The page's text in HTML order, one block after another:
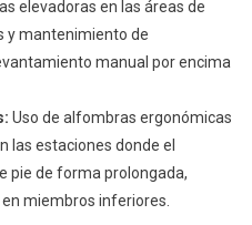
elevadoras en las áreas de
y mantenimiento de
manual por encima
Uso de alfombras ergonómicas
las estaciones donde el
pie de forma prolongada,
miembros inferiores.